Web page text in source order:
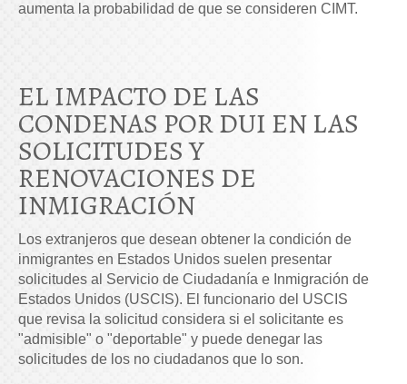
aumenta la probabilidad de que se consideren CIMT.
EL IMPACTO DE LAS
CONDENAS POR DUI EN LAS
SOLICITUDES Y
RENOVACIONES DE
INMIGRACIÓN
Los extranjeros que desean obtener la condición de
inmigrantes en Estados Unidos suelen presentar
solicitudes al Servicio de Ciudadanía e Inmigración de
Estados Unidos (USCIS). El funcionario del USCIS
que revisa la solicitud considera si el solicitante es
"admisible" o "deportable" y puede denegar las
solicitudes de los no ciudadanos que lo son.